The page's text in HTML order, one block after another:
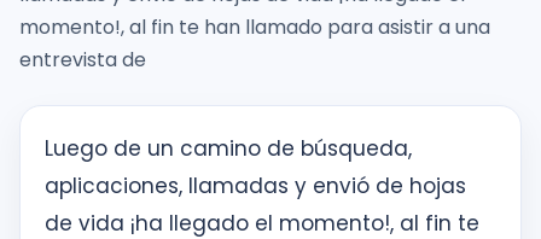
Habla
la
primera
sesión
momento!, al fin te han llamado para asistir a una
entrevista de
Luego de un camino de búsqueda,
aplicaciones, llamadas y envió de hojas
de vida ¡ha llegado el momento!, al fin te